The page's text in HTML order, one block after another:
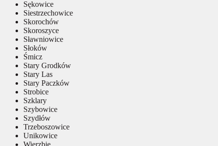
Sękowice
Siestrzechowice
Skorochów
Skoroszyce
Sławniowice
Słoków
Śmicz
Stary Grodków
Stary Las
Stary Paczków
Strobice
Szklary
Szybowice
Szydłów
Trzeboszowice
Unikowice
Wierzbie